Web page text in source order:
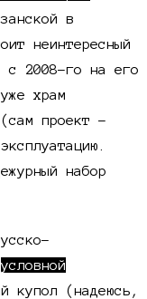
в
неинтересный
с 2008-го на его
храм
(сам проект -
набор
условной
купол (надеюсь,